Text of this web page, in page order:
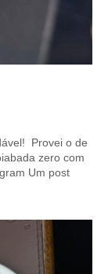
Provei o de
zero com
Um post